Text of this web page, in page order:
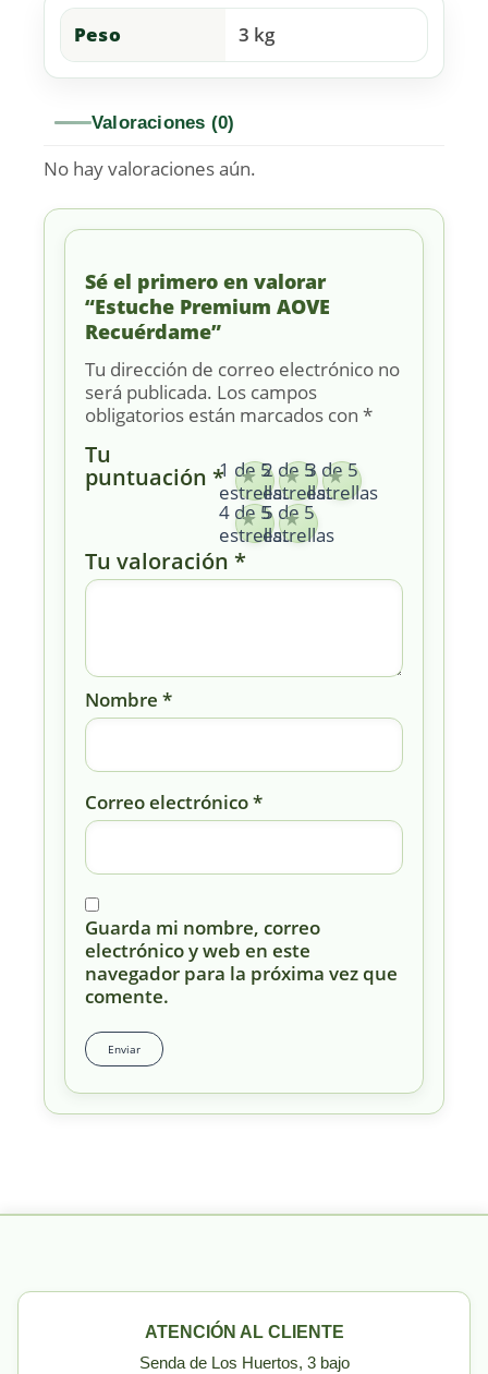
Peso 3 kg
Valoraciones (0)
No hay valoraciones aún.
Sé el primero en valorar
“Estuche Premium AOVE
Recuérdame”
Tu dirección de correo electrónico no
será publicada. Los campos
obligatorios están marcados con *
Tu
puntuación *1 de 5
estrellas
2 de 5
estrellas
3 de 5
estrellas
4 de 5
estrellas
5 de 5
estrellas
Tu valoración *
Nombre *
Correo electrónico*
Guarda mi nombre, correo
electrónico y web en este
navegador para la próxima vez que
comente.
ATENCIÓN AL CLIENTE
Senda de Los Huertos, 3 bajo